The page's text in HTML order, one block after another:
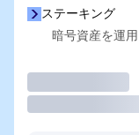
ステーキング
暗号資産を運